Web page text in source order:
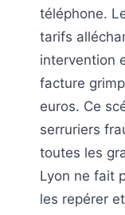
téléphone.
tarifs
intervention
facture
euros. Ce
serruriers
toutes les
Lyon ne fait
les repérer